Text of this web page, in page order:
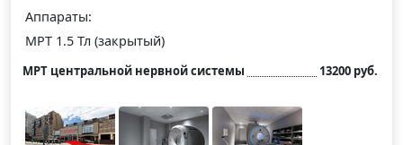
Аппараты:
МРТ 1.5 Тл (закрытый)
МРТ центральной нервной системы 13200 руб.